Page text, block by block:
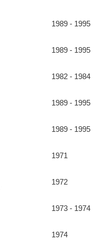
1989 - 1995
1989 - 1995
1982 - 1984
1989 - 1995
1989 - 1995
1971
1972
1973 - 1974
1974